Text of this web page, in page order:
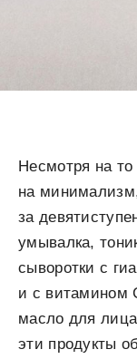
Несмотря на то
на
за
умывалка,
сыворотки с
и с витамином
масло для
эти продукты